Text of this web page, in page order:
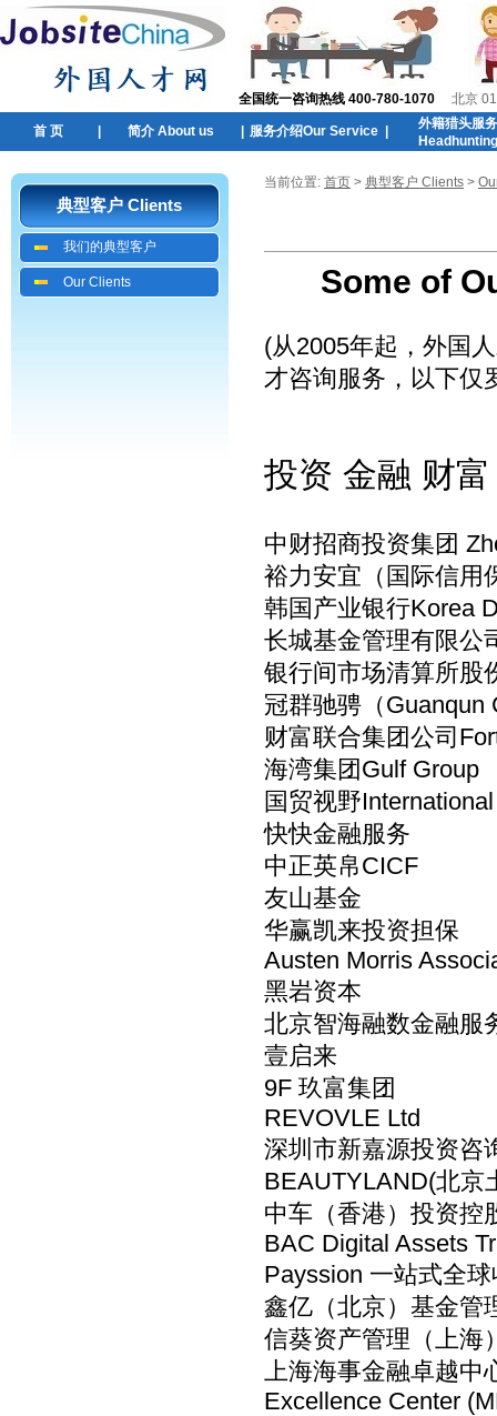
全国统一咨询热线 400-780-1070 北京
首 页 简介 About us 服务介绍Our Service
外籍猎头服
典型客户 Clients
我们的典型客户
Our Clients
当前位置: 首页 > 典型客户 Clients >
Some of
(从2005年起，外国
才咨询服务，以下仅
投资 金融 财
中财招商投资集团
裕力安宜（国际信用
韩国产业银行Korea
长城基金管理有限公
银行间市场清算所股
冠群驰骋（
财富联合集团公司
海湾集团Gulf
国贸视野
快快金融服务
中正英帛CICF
友山基金
华赢凯来投资担保
Austen Morris
黑岩资本
北京智海融数金融服
壹启来
9F 玖富集团
REVOVLE Ltd
深圳市新嘉源投资咨
BEAUTYLAND(北京
中车（香港）投资控
BAC Digital Assets
Payssion 一站式全
鑫亿（北京）基金管
信葵资产管理（上海
上海海事金融卓越中
Excellence Center